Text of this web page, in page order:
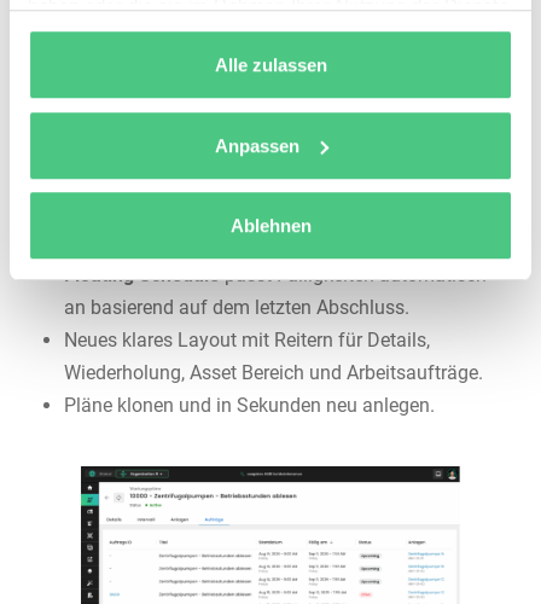
haben oder die sie im Rahmen Ihrer Nutzung der Dienste
gesammelt haben.
Alle zulassen
Anpassen
Ablehnen
Vereinfachte
Instandhaltungsplanung
Planen, terminieren und zuweisen in nur wenigen Klicks.
Floating Schedulepasst Fälligkeiten automatisch
an basierend auf dem letzten Abschluss.
Neues klares Layout mit Reitern für Details,
Wiederholung, Asset Bereich und Arbeitsaufträge.
Pläne klonen und in Sekunden neu anlegen.